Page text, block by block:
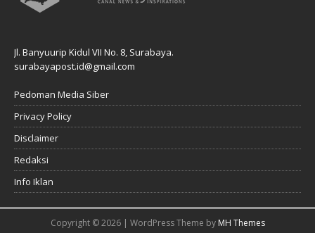
Jl. Banyuurip Kidul VII No. 8, Surabaya.
surabayapost.id@gmail.com
Pedoman Media Siber
Privacy Policy
Disclaimer
Redaksi
Info Iklan
Copyright © 2026 | WordPress Theme by MH Themes